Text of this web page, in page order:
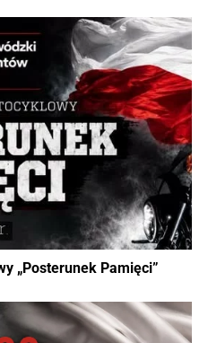
„Posterunek Pamięci”